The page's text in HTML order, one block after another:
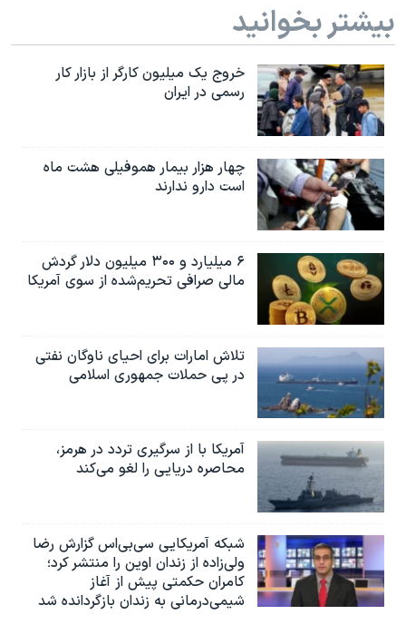
بیشتر بخوانید
خروج یک میلیون کارگر از بازار کار
رسمی در ایران
چهار هزار بیمار هموفیلی هشت ماه
است دارو ندارند
۶ میلیارد و ۳۰۰ میلیون دلار گردش
مالی صرافی تحریم‌شده از سوی آمریکا
تلاش امارات برای احیای ناوگان نفتی
در پی حملات جمهوری اسلامی
آمریکا با از سرگیری تردد در هرمز،
محاصره دریایی را لغو می‌کند
شبکه آمریکایی سی‌بی‌‌اس گزارش رضا
ولی‌زاده از زندان اوین را منتشر کرد؛
کامران حکمتی پیش از آغاز
شیمی‌درمانی به زندان بازگردانده شد